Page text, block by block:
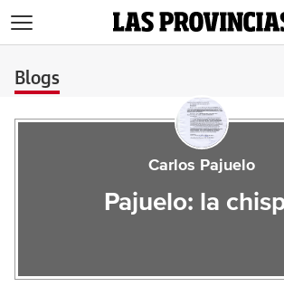
Blogs
Carlos Pajuelo
Pajuelo: la